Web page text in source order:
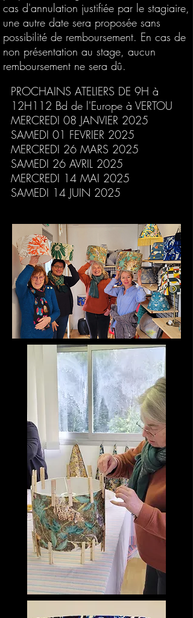
cas d'annulation justifiée par le stagiaire,
une autre date sera proposée sans
possibilité de remboursement. En cas de
non présentation au stage, aucun
remboursement ne sera dû.
PROCHAINS ATELIERS DE 9H à 12H
112 Bd de l'Europe à VERTOU
MERCREDI 08 JANVIER 2025
SAMEDI01 FEVRIER 2025
MERCREDI 26 MARS 2025
SAMEDI 26 AVRIL 2025
MERCREDI 14 MAI 2025
PROCHAINS ATELIERS DE 9H à
12H112 Bd de l'Europe à VERTOU​
MERCREDI 08 JANVIER 2025
SAMEDI 01 FEVRIER 2025
MERCREDI 26 MARS 2025
SAMEDI 26 AVRIL 2025
MERCREDI 14 MAI 2025
SAMEDI 14 JUIN 2025